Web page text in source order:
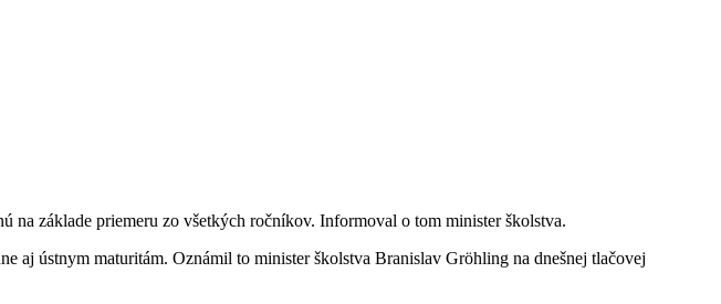
na základe priemeru zo všetkých ročníkov. Informoval o tom minister školstva.
aj ústnym maturitám. Oznámil to minister školstva Branislav Gröhling na dnešnej tlačovej